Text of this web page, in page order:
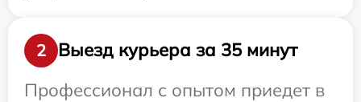
2
Выезд курьера за 35 минут
Профессионал с опытом приедет в